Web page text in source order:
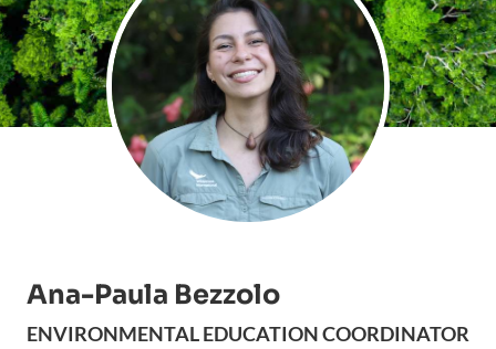
Ana-Paula Bezzolo
ENVIRONMENTAL EDUCATION COORDINATOR